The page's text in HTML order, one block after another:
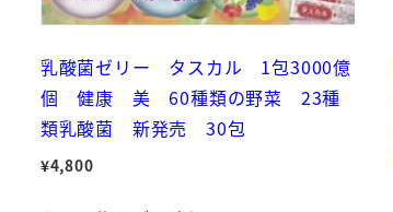
乳酸菌ゼリー タスカル 1包3000億
個 健康 美 60種類の野菜 23種
類乳酸菌 新発売 30包
¥4,800